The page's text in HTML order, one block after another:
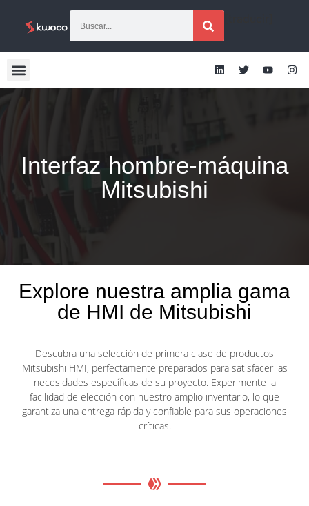
Interfaz hombre-máquina
Mitsubishi
Explore nuestra amplia gama
de HMI de Mitsubishi
Descubra una selección de primera clase de productos
Mitsubishi HMI, perfectamente preparados para satisfacer las
necesidades específicas de su proyecto. Experimente la
facilidad de elección con nuestro amplio inventario, lo que
garantiza una entrega rápida y confiable para sus operaciones
críticas.